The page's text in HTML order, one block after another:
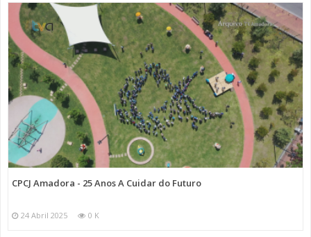
CPCJ Amadora - 25 Anos A Cuidar do Futuro
24 Abril 2025 0 K